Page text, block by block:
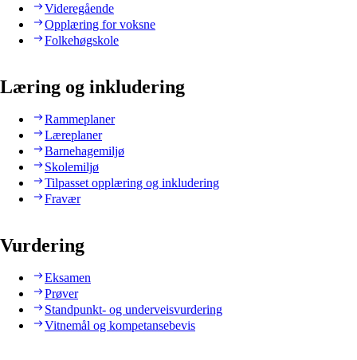
Videregående
Opplæring for voksne
Folkehøgskole
Læring og inkludering
Rammeplaner
Læreplaner
Barnehagemiljø
Skolemiljø
Tilpasset opplæring og inkludering
Fravær
Vurdering
Eksamen
Prøver
Standpunkt- og underveisvurdering
Vitnemål og kompetansebevis